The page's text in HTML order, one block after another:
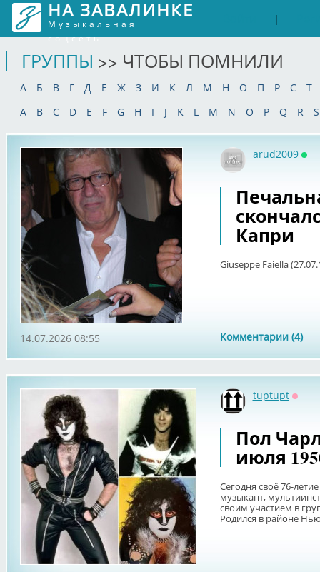
НА ЗАВАЛИНКЕ
Музыкальная
соцсеть
|
ГРУППЫ >> ЧТОБЫ ПОМНИЛИ
А Б В Г Д Е Ж З И К Л М Н О П Р С
Т
A
B C D E F G H I J K L M N O P Q R S
arud2009
Капри
Giuseppe Faiella
Комментарии (4)
14.07.2026 08:55
tuptupt
Пол
июля
Сегодня своё 76-
музыкант,
своим участием в
Родился в районе